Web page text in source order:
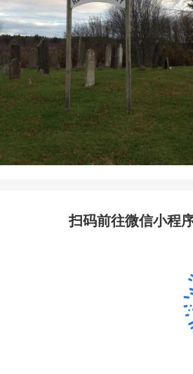
扫码前往微信小程